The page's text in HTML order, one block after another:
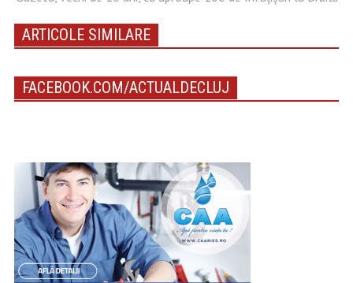
ARTICOLE SIMILARE
FACEBOOK.COM/ACTUALDECLUJ